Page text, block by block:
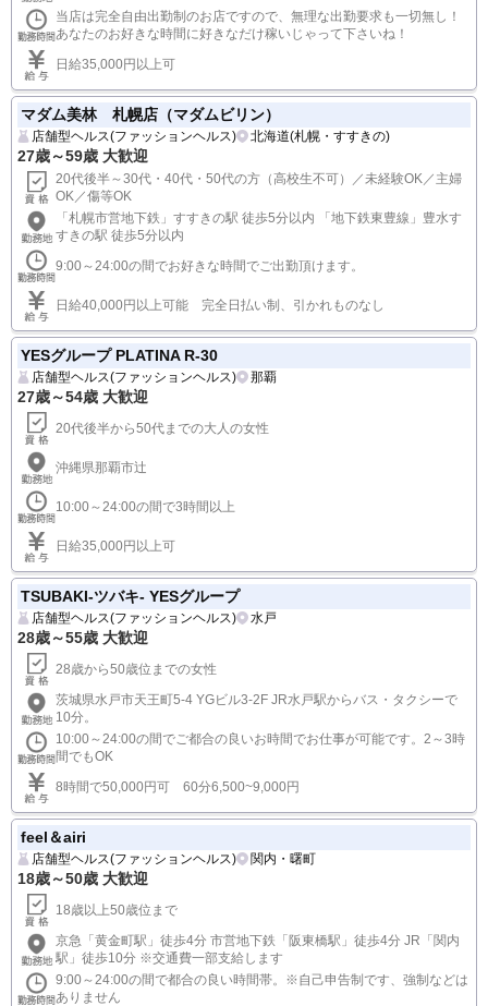
当店は完全自由出勤制のお店ですので、無理な出勤要求も一切無し！
あなたのお好きな時間に好きなだけ稼いじゃって下さいね！
日給35,000円以上可
マダム美林 札幌店（マダムビリン）
店舗型ヘルス(ファッションヘルス) 北海道(札幌・すすきの)
27歳～59歳 大歓迎
20代後半～30代・40代・50代の方（高校生不可）／未経験OK／主婦
OK／傷等OK
「札幌市営地下鉄」すすきの駅 徒歩5分以内 「地下鉄東豊線」豊水す
すきの駅 徒歩5分以内
9:00～24:00の間でお好きな時間でご出勤頂けます。
日給40,000円以上可能 完全日払い制、引かれものなし
YESグループ PLATINA R-30
店舗型ヘルス(ファッションヘルス) 那覇
27歳～54歳 大歓迎
20代後半から50代までの大人の女性
沖縄県那覇市辻
10:00～24:00の間で3時間以上
日給35,000円以上可
TSUBAKI-ツバキ- YESグループ
店舗型ヘルス(ファッションヘルス) 水戸
28歳～55歳 大歓迎
28歳から50歳位までの女性
茨城県水戸市天王町5-4 YGビル3-2F JR水戸駅からバス・タクシーで
10分。
10:00～24:00の間でご都合の良いお時間でお仕事が可能です。2～3時
間でもOK
8時間で50,000円可 60分6,500~9,000円
feel＆airi
店舗型ヘルス(ファッションヘルス) 関内・曙町
18歳～50歳 大歓迎
18歳以上50歳位まで
京急「黄金町駅」徒歩4分 市営地下鉄「阪東橋駅」徒歩4分 JR「関内
駅」徒歩10分 ※交通費一部支給します
9:00～24:00の間で都合の良い時間帯。※自己申告制です、強制などは
ありません